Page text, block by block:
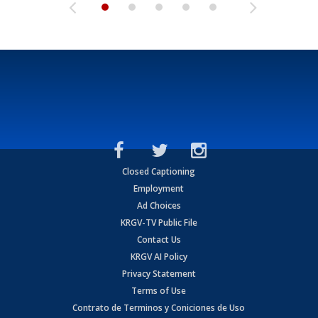
Closed Captioning
Employment
Ad Choices
KRGV-TV Public File
Contact Us
KRGV AI Policy
Privacy Statement
Terms of Use
Contrato de Terminos y Coniciones de Uso